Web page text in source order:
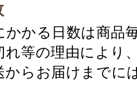
かかる日数は商品
れ等の理由により
からお届けまでに